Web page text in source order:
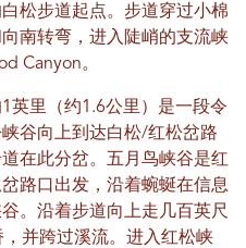
松步道起点。步道穿过小棉
南转弯，进入陡峭的支流峡
Canyon。
英里（约1.6公里）是一段令
谷向上到达白松/红松岔路
在此分岔。五月鸟峡谷是红
路口出发，沿着蜿蜒在信息
。沿着步道向上走几百英尺
，并跨过溪流。进入红松峡